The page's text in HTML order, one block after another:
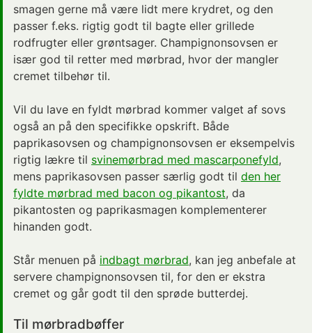
smagen gerne må være lidt mere krydret, og den
passer f.eks. rigtig godt til bagte eller grillede
rodfrugter eller grøntsager. Champignonsovsen er
især god til retter med mørbrad, hvor der mangler
cremet tilbehør til.
Vil du lave en fyldt mørbrad kommer valget af sovs
også an på den specifikke opskrift. Både
paprikasovsen og champignonsovsen er eksempelvis
rigtig lækre til svinemørbrad med mascarponefyld,
mens paprikasovsen passer særlig godt til den her
fyldte mørbrad med bacon og pikantost, da
pikantosten og paprikasmagen komplementerer
hinanden godt.
Står menuen på indbagt mørbrad, kan jeg anbefale at
servere champignonsovsen til, for den er ekstra
cremet og går godt til den sprøde butterdej.
Til mørbradbøffer